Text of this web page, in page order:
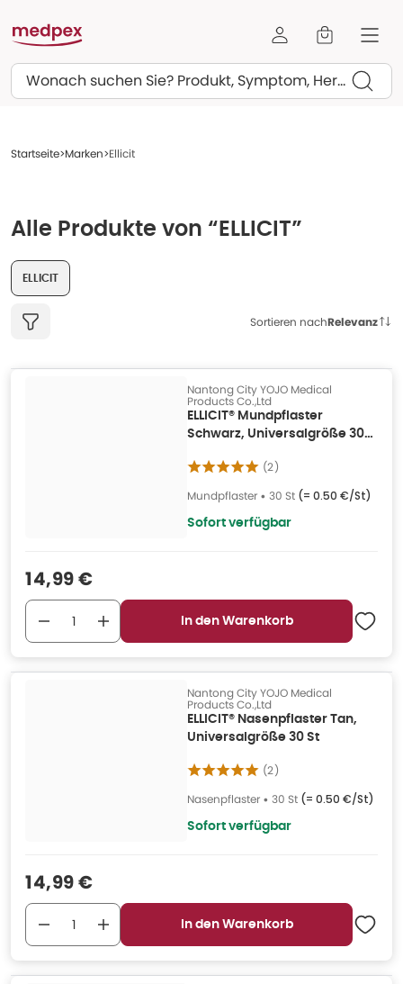
Suchen
Startseite Marken Ellicit
Alle Produkte von “ELLICIT”
ELLICIT
Sortieren nachRelevanz
Nantong City YOJO Medical
Products Co.,Ltd
ELLICIT® Mundpflaster
Schwarz, Universalgröße 30
(2)
Mundpflaster • 30 St (= 0.50 €/St)
Sofort verfügbar
Verkaufspreis
14,99 €
In den Warenkorb
Nantong City YOJO Medical
Products Co.,Ltd
ELLICIT® Nasenpflaster Tan,
Universalgröße 30 St
(2)
Nasenpflaster • 30 St (= 0.50 €/St)
Sofort verfügbar
Verkaufspreis
14,99 €
In den Warenkorb